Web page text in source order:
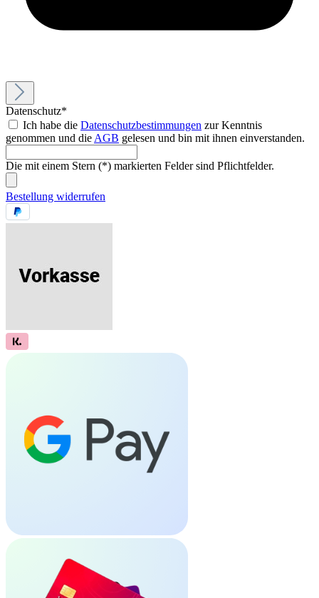
Datenschutz*
Ich habe die Datenschutzbestimmungen zur Kenntnis
genommen und die AGB gelesen und bin mit ihnen einverstanden.
Die mit einem Stern (*) markierten Felder sind Pflichtfelder.
Bestellung widerrufen